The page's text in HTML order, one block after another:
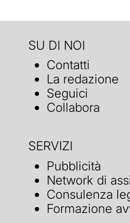
SU DI NOI
Contatti
La redazione
Seguici
Collabora
SERVIZI
Pubblicità
Network di
Consulenza
Formazione